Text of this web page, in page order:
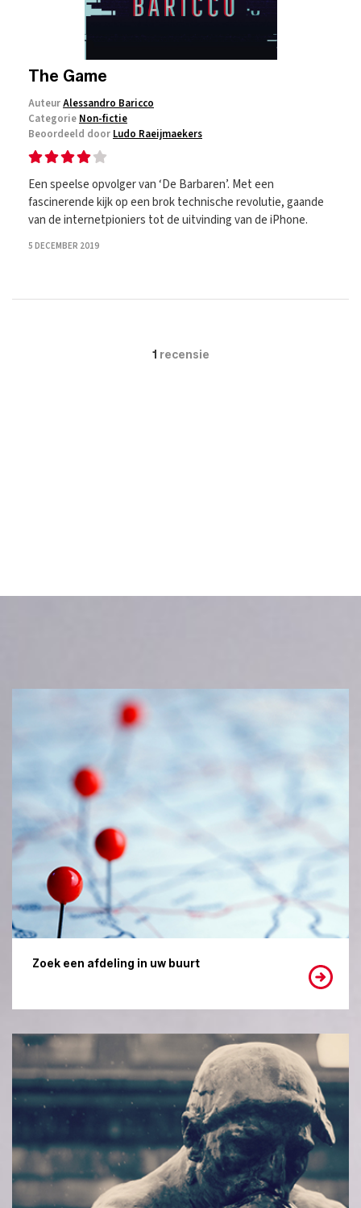
The Game
AuteurAlessandro Baricco
Categorie Non-fictie
Beoordeeld door Ludo Raeijmaekers
Een speelse opvolger van ‘De Barbaren’. Met een
fascinerende kijk op een brok technische revolutie, gaande
van de internetpioniers tot de uitvinding van de iPhone.
5 DECEMBER 2019
1 recensie
Zoek een afdeling in uw buurt